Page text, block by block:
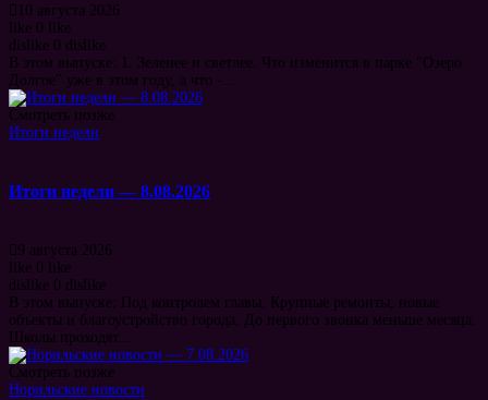
10 августа 2026
like
0
like
dislike
0 dislike
В этом выпуске: 1. Зеленее и светлее. Что изменится в парке "Озеро
Долгое" уже в этом году, а что -...
Смотреть позже
Итоги недели
Итоги недели — 8.08.2026
9 августа 2026
like
0
like
dislike
0 dislike
В этом выпуске: Под контролем главы. Крупные ремонты, новые
объекты и благоустройство города. До первого звонка меньше месяца.
Школы проходят...
Смотреть позже
Норильские новости